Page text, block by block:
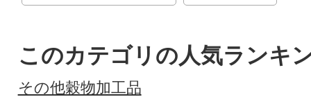
このカテゴリの人気ランキ
その他穀物加工品